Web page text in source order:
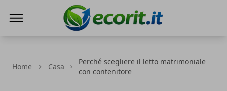
Home Casa
Perché scegliere il letto matrimoniale
con contenitore